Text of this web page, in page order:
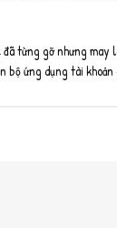
từng gỡ nhưng
bộ ứng dụng tài